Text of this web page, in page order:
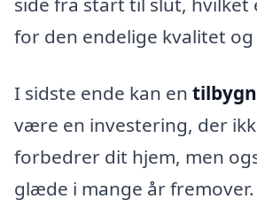
for den endelige kvalitet
I sidste ende kan en
være en investering, der
forbedrer dit hjem, men
glæde i mange år